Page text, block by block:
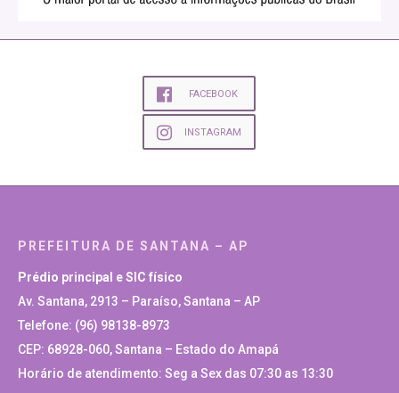
FACEBOOK
INSTAGRAM
PREFEITURA DE SANTANA – AP
Prédio principal e SIC físico
Av. Santana, 2913 – Paraíso, Santana – AP
Telefone: (96) 98138-8973
CEP: 68928-060, Santana – Estado do Amapá
Horário de atendimento: Seg a Sex das 07:30 as 13:30